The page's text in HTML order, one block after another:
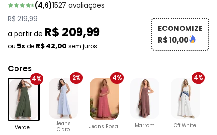
(4,6)1527 avaliações
R$ 219,99
a partir de R$ 209,99
ou 5xde R$ 42,00 sem juros
ECONOMIZE
R$ 10,00
Cores
4%
Verde
2%
Jeans
Claro
4%
Jeans Rosa Marrom
4%
Off White